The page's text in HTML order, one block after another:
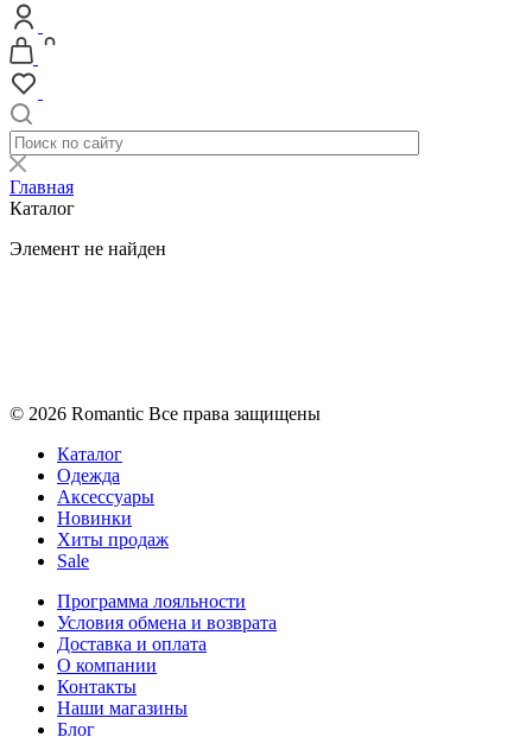
Главная
Каталог
Элемент не найден
© 2026 Romantic Все права защищены
Каталог
Одежда
Аксессуары
Новинки
Хиты продаж
Sale
Программа лояльности
Условия обмена и возврата
Доставка и оплата
О компании
Контакты
Наши магазины
Блог